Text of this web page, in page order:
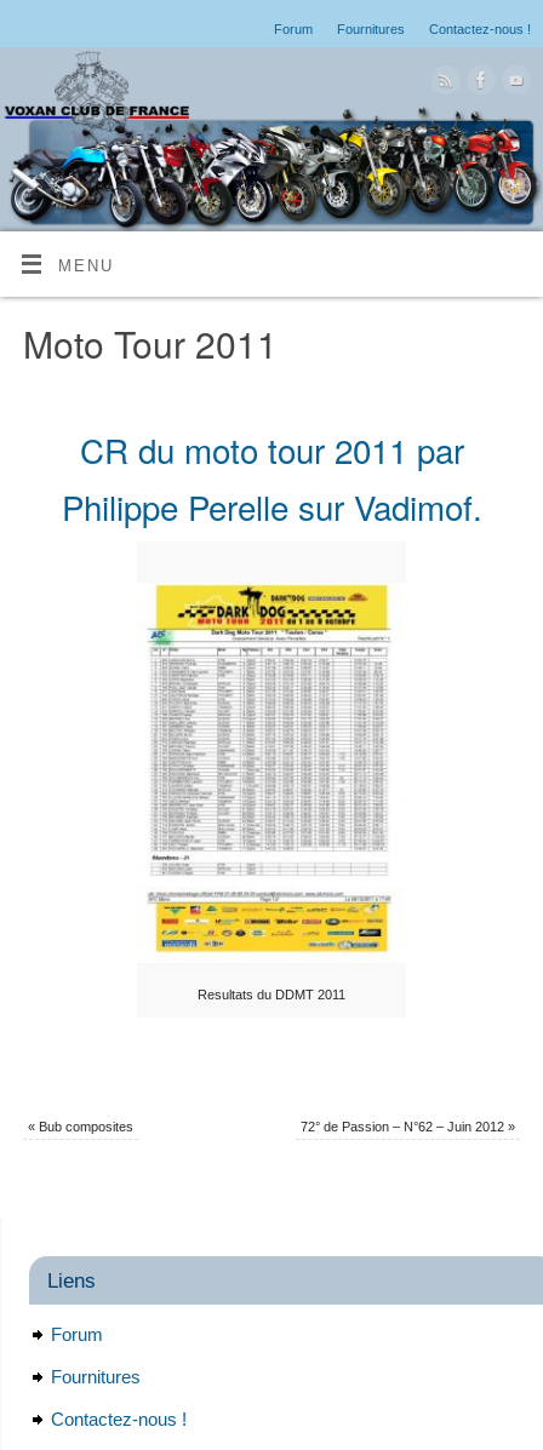
Forum Fournitures Contactez-nous !
MENU
Moto Tour 2011
CR du moto tour 2011 par
Philippe Perelle sur Vadimof.
Resultats du DDMT 2011
«Bub composites 72° de Passion – N°62 – Juin 2012»
Liens
Forum
Fournitures
Contactez-nous !